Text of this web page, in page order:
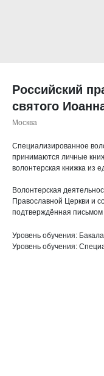
Российский
святого
Москва
Специализированное
принимаются личные
волонтерская книжка из
Волонтерская
Православной Церкви и
подтверждённая
Уровень обучения:
Уровень обучения: